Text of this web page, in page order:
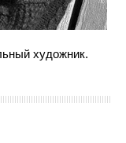
художник.